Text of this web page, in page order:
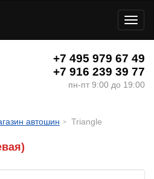
+7 495 979 67 49
+7 916 239 39 77
пн-пт 9:00 до 19:00
автошин Triangle